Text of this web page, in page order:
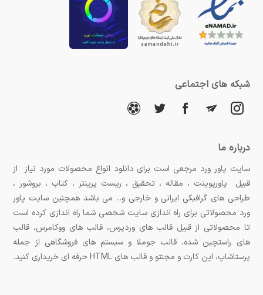
شبکه های اجتماعی
درباره ما
سایت پاور ورد مرجعی است برای دانلود انواع محصولات مورد نیاز از
قبیل پاورپوینت ، مقاله ، تحقیق ، ریست پرینتر ، کتاب ، بروشور ،
طراحی های گرافیکی ایرانی و خارجی و... می باشد همچنین سایت پاور
ورد محصولاتی برای راه اندازی سایت شخصی شما راه اندازی کرده است
تا محصولاتی از قبیل قالب های وردپرس، قالب های ووکامرس، قالب
های راستچین شده، قالب جوملا و سیستم های فروشگاهی از جمله
پرستاشاپ، اپن کارت و مجنتو و قالب های HTML حرفه ای خریداری کنید.